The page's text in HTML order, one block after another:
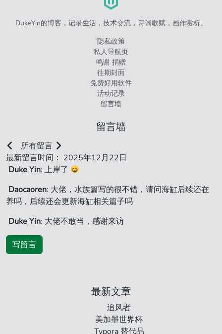
DukeYin的博客，记录生活，技术交流，诗词歌赋，画作赏析。
隐私政策
私人导航页
鸣谢 捐赠
往期封面
免费好用软件
活动记录
留言墙
留言墙
所有留言
最新留言时间： 2025年12月22日
Duke Yin: 上岸了
Daocaoren: 大佬，水族篇写的很不错，请问海缸后续还在
养吗，后续还会更新海缸相关篇子吗
Duke Yin: 大佬不敢当，感谢来访
写留言
最新文章
追风者
美加墨世界杯
Typora 替代品